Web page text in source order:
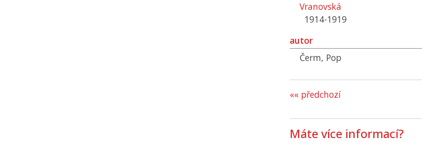
Vranovská
1914-1919
autor
Čerm, Pop
«« předchozí
Máte více informací?